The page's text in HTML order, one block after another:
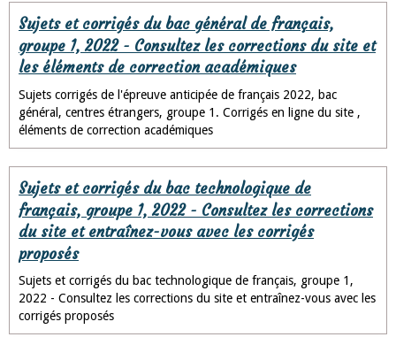
Sujets et corrigés du bac général de français,
groupe 1, 2022 - Consultez les corrections du site et
les éléments de correction académiques
Sujets corrigés de l'épreuve anticipée de français 2022, bac
général, centres étrangers, groupe 1. Corrigés en ligne du site ,
éléments de correction académiques
Sujets et corrigés du bac technologique de
français, groupe 1, 2022 - Consultez les corrections
du site et entraînez-vous avec les corrigés
proposés
Sujets et corrigés du bac technologique de français, groupe 1,
2022 - Consultez les corrections du site et entraînez-vous avec les
corrigés proposés